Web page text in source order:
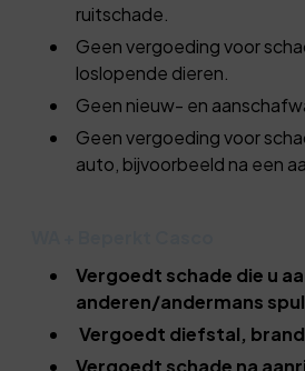
ruitschade.
Geen vergoeding voor
loslopende dieren.
Geen nieuw- en
Geen vergoeding voor
auto, bijvoorbeeld na een
Vergoedt schade die u
anderen/andermans
Vergoedt diefstal,
Vergoedt schade na